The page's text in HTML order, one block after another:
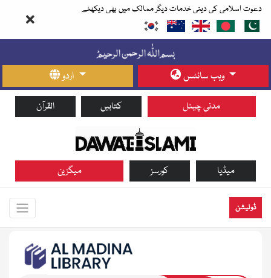
دعوت اسلامی کی دینی خدمات دیگر ممالک میں بھی دیکھئے
اردو ویب سائٹس
القرآن کتابیں مدنی چینل
میگزین کورسز میڈیا
ڈونیشن